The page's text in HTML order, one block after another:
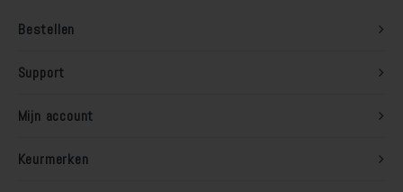
Muur verven zonder strepen
Bestellen
Support
Mijn account
Keurmerken